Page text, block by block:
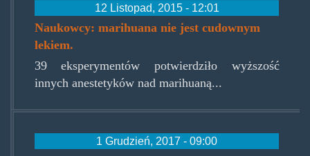
12 Listopad, 2015 - 12:01
Naukowcy: marihuana nie jest cudownym
lekiem.
39 eksperymentów potwierdziło wyższość
innych anestetyków nad marihuaną...
1 Grudzień, 2017 - 09:00